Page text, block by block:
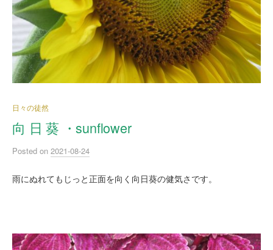
日々の徒然
向 日 葵 ・sunflower
Posted on 2021-08-24
雨にぬれてもじっと正面を向く向日葵の健気さです。